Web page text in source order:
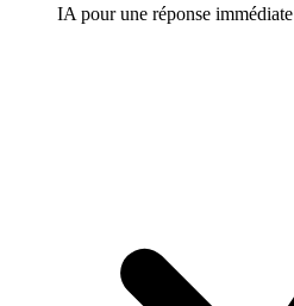
IA pour une réponse immédiate